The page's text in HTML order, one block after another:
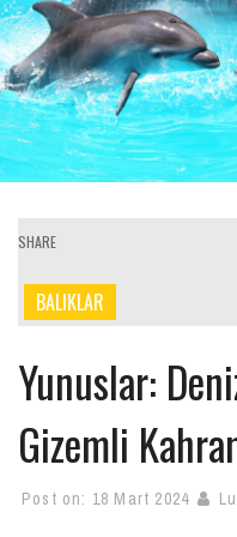
SHARE
BALIKLAR
Yunuslar:
Gizemli
Post on: 18 Mart 2024